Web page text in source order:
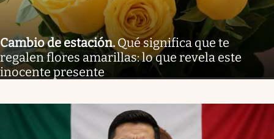
Cambio de estación. Qué significa que te
regalen flores amarillas: lo que revela este
inocente presente